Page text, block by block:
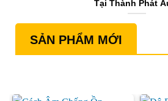
Tại Thành Phát
SẢN PHẨM MỚI